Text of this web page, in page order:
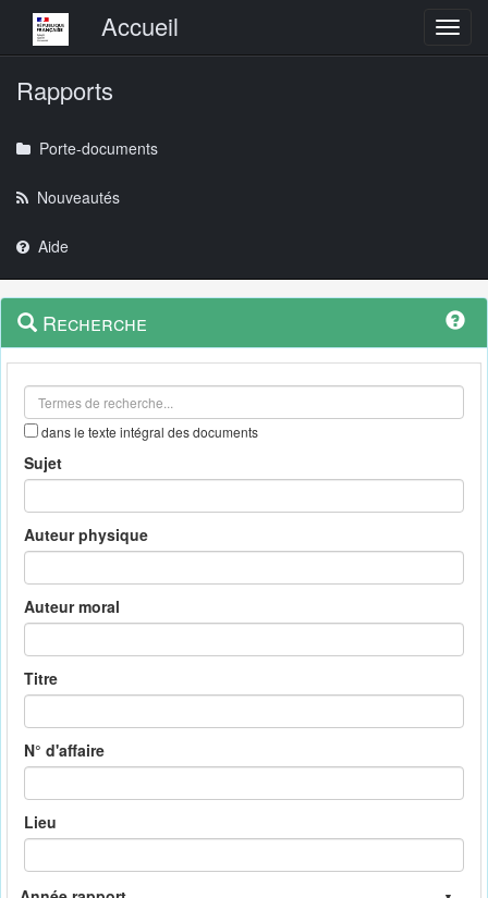
Menu principalAccueil
Rapports
Porte-documents
Nouveautés
Aide
Navigation
outils
Menu
contextuel
Recherche
dans le texte intégral des documents
Sujet
Auteur physique
Auteur moral
Titre
N° d'affaire
Lieu